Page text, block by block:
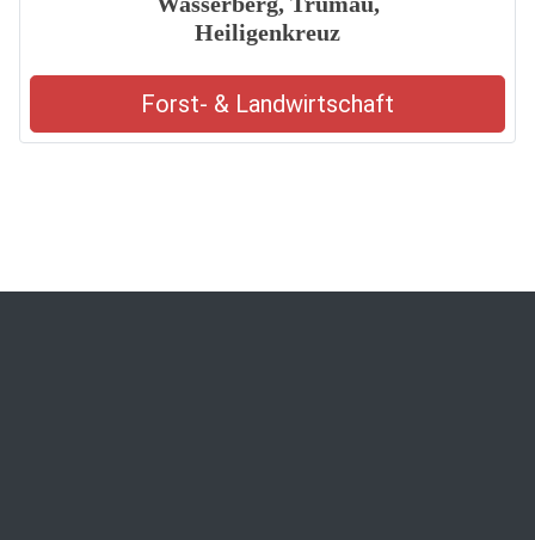
Heiligenkreuz
Forst- & Landwirtschaft